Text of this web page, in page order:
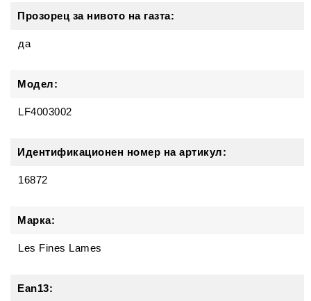
Прозорец за нивото на газта:
да
Модел:
LF4003002
Идентификационен номер на артикул:
16872
Марка:
Les Fines Lames
Ean13: